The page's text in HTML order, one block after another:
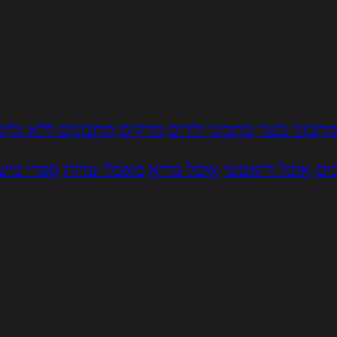
מתכוני בשר מתכוני ילדים מרקים מתכונים ללא
אוכל דיאטטי אוכל בריא מאכלי עדות ספרי